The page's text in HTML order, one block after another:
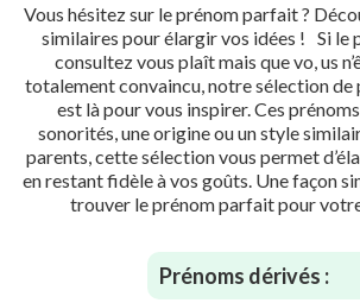
Vous hésitez sur le prénom parfait ?
similaires pour élargir vos idées ! Si le
consultez vous plaît mais que vo, us
totalement convaincu, notre sélection de
est là pour vous inspirer. Ces
sonorités, une origine ou un style
parents, cette sélection vous permet
en restant fidèle à vos goûts. Une façon
trouver le prénom parfait pour
Prénoms dérivés :